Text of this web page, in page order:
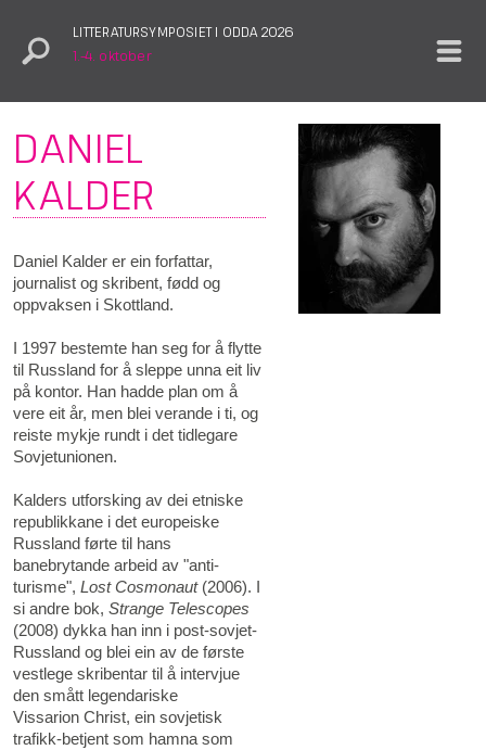
LITTERATURSYMPOSIET I ODDA 2026
1.–4. oktober
DANIEL
KALDER
Daniel Kalder er ein forfattar,
journalist og skribent, fødd og
oppvaksen i Skottland.
I 1997 bestemte han seg for å flytte
til Russland for å sleppe unna eit liv
på kontor. Han hadde plan om å
vere eit år, men blei verande i ti, og
reiste mykje rundt i det tidlegare
Sovjetunionen.
Kalders utforsking av dei etniske
republikkane i det europeiske
Russland førte til hans
banebrytande arbeid av "anti-
turisme", Lost Cosmonaut(2006). I
si andre bok, Strange Telescopes
(2008) dykka han inn i post-sovjet-
Russland og blei ein av de første
vestlege skribentar til å intervjue
den smått legendariske
Vissarion Christ, ein sovjetisk
trafikk-betjent som hamna som